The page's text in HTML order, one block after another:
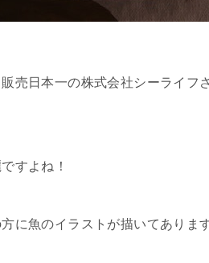
販売日本一の株式会社シーライ
すよね！
に魚のイラストが描いてありま